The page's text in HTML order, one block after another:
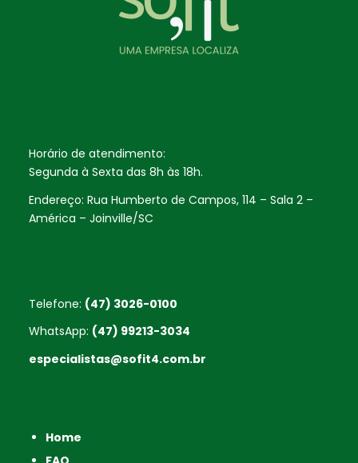
Horário de atendimento:
Segunda à Sexta das 8h às 18h.
Endereço: Rua Humberto de Campos, 114 – Sala 2 –
América – Joinville/SC
Telefone: (47) 3026-0100
WhatsApp: (47) 99213-3034
especialistas@sofit4.com.br
Home